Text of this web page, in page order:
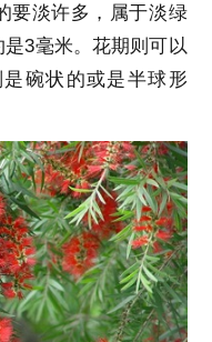
要淡许多，属于淡绿
3毫米。花期则可以
碗状的或是半球形